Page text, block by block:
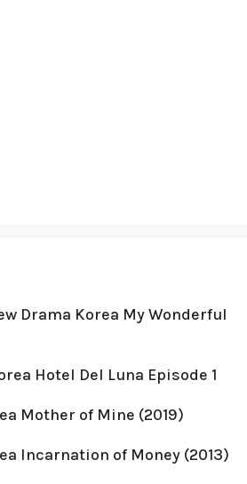
Drama Korea My Wonderful
Hotel Del Luna Episode 1
Mother of Mine (2019)
Incarnation of Money (2013)